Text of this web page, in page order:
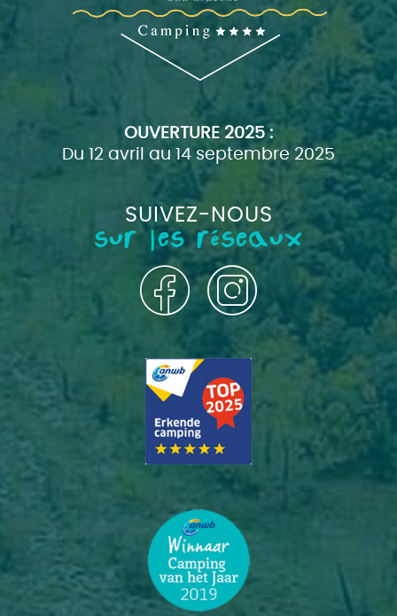
OUVERTURE 2025 :
Du 12 avril au 14 septembre 2025
SUIVEZ-NOUS
sur les réseaux